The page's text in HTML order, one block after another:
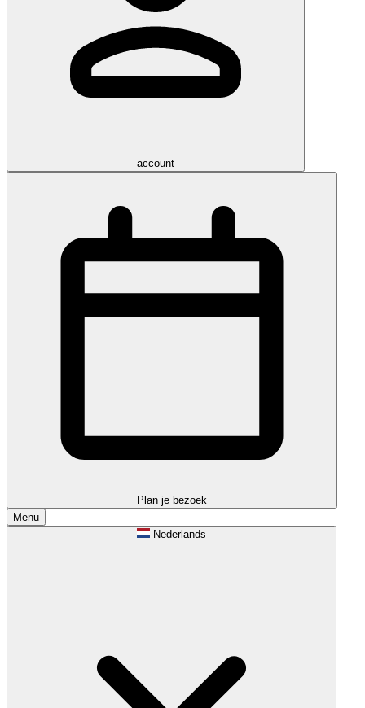
account
Plan je bezoek
Menu
Nederlands